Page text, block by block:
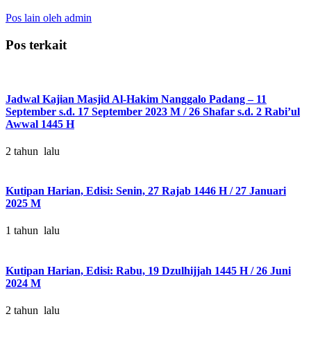
Pos lain oleh admin
Pos terkait
Jadwal Kajian Masjid Al-Hakim Nanggalo Padang – 11
September s.d. 17 September 2023 M / 26 Shafar s.d. 2 Rabi’ul
Awwal 1445 H
2 tahun lalu
Kutipan Harian, Edisi: Senin, 27 Rajab 1446 H / 27 Januari
2025 M
1 tahun lalu
Kutipan Harian, Edisi: Rabu, 19 Dzulhijjah 1445 H / 26 Juni
2024 M
2 tahun lalu